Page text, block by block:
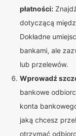
płatności:
dotyczącą
Dokładne
bankami, ale
lub przelewów.
Wprowadź
bankowe
konta
jaką chcesz
otrzymać